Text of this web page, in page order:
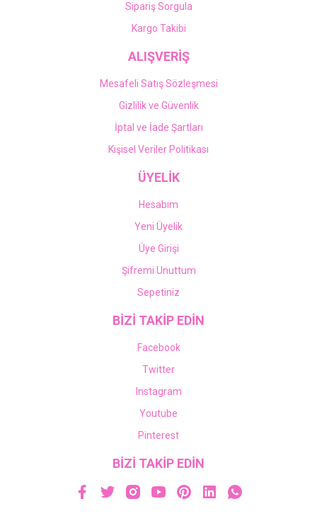
Sipariş Sorgula
Kargo Takibi
ALIŞVERİŞ
Mesafeli Satış Sözleşmesi
Gizlilik ve Güvenlik
İptal ve İade Şartları
Kişisel Veriler Politikası
ÜYELİK
Hesabım
Yeni Üyelik
Üye Girişi
Şifremi Unuttum
Sepetiniz
BİZİ TAKİP EDİN
Facebook
Twitter
Instagram
Youtube
Pinterest
BİZİ TAKİP EDİN